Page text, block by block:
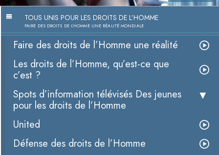
TOUS UNIS POUR LES DROITS DE L’HOMME
FAIRE DES DROITS DE L’HOMME UNE RÉALITÉ MONDIALE
Faire des droits de l’Homme une réalité
Les droits de l’Homme, qu’est-ce que
c’est ?
Spots d’information télévisés Des jeunes
pour les droits de l’Homme
United
Défense des droits de l’Homme